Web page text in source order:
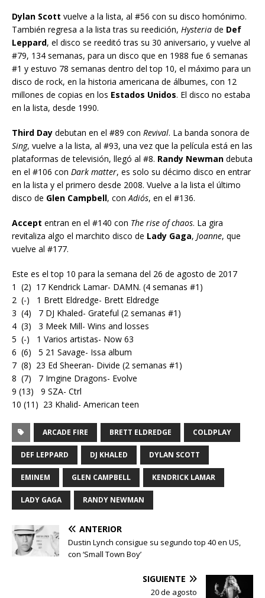
Dylan Scott vuelve a la lista, al #56 con su disco homónimo.
También regresa a la lista tras su reedición, Hysteria de Def
Leppard, el disco se reeditó tras su 30 aniversario, y vuelve al
#79, 134 semanas, para un disco que en 1988 fue 6 semanas
#1 y estuvo 78 semanas dentro del top 10, el máximo para un
disco de rock, en la historia americana de álbumes, con 12
millones de copias en los Estados Unidos. El disco no estaba
en la lista, desde 1990.
Third Day debutan en el #89 con Revival. La banda sonora de
Sing, vuelve a la lista, al #93, una vez que la película está en las
plataformas de televisión, llegó al #8. Randy Newman debuta
en el #106 con Dark matter, es solo su décimo disco en entrar
en la lista y el primero desde 2008. Vuelve a la lista el último
disco de Glen Campbell, con Adiós, en el #136.
Accept entran en el #140 con The rise of chaos. La gira
revitaliza algo el marchito disco de Lady Gaga, Joanne, que
vuelve al #177.
Este es el top 10 para la semana del 26 de agosto de 2017
1 (2) 17 Kendrick Lamar- DAMN. (4 semanas #1)
2 (-) 1 Brett Eldredge- Brett Eldredge
3 (4) 7 DJ Khaled- Grateful (2 semanas #1)
4 (3) 3 Meek Mill- Wins and losses
5 (-) 1 Varios artistas- Now 63
6 (6) 5 21 Savage- Issa album
7 (8) 23 Ed Sheeran- Divide (2 semanas #1)
8 (7) 7 Imgine Dragons- Evolve
9 (13) 9 SZA- Ctrl
10 (11) 23 Khalid- American teen
ARCADE FIRE BRETT ELDREDGE COLDPLAY
DEF LEPPARD DJ KHALED DYLAN SCOTT
EMINEM GLEN CAMPBELL KENDRICK LAMAR
LADY GAGA RANDY NEWMAN
ANTERIOR
Dustin Lynch consigue su segundo top 40 en US,
con ‘Small Town Boy’
SIGUIENTE
20 de agosto